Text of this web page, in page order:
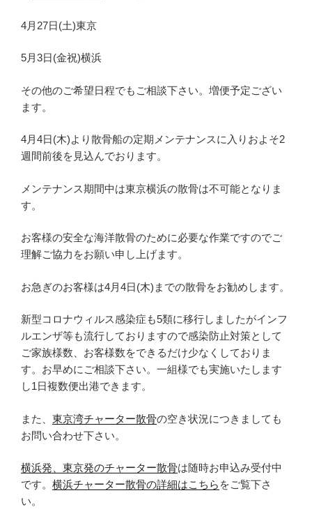
4月27日(土)東京
5月3日(金祝)横浜
その他のご希望日程でもご相談下さい。増便予定ござい
ます。
4月4日(木)より散骨船の定期メンテナンスに入りおよそ2
週間前後を見込んでおります。
メンテナンス期間中は東京横浜の散骨は不可能となりま
す。
お客様の安全な海洋散骨のために必要な作業ですのでご
理解ご協力をお願い申し上げます。
お急ぎのお客様は4月4日(木)までの散骨をお勧めします。
新型コロナウィルス感染症も5類に移行しましたがインフ
ルエンザ等も流行しておりますので感染防止対策として
ご家族様数、お客様数をできるだけ少なくしておりま
す。お早めにご相談下さい。一組様でも実施いたします
し1日複数便出港できます。
また、 東京湾チャーター散骨の空き状況につきましても
お問い合わせ下さい。
横浜発、東京発のチャーター散骨は随時お申込み受付中
です。 横浜チャーター散骨の詳細はこちら をご覧下さ
い。